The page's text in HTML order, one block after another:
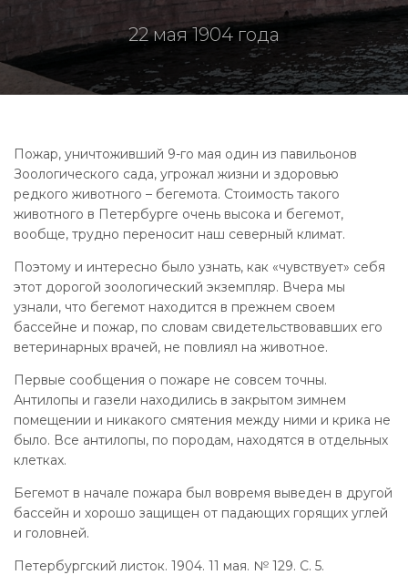
22 мая 1904 года
Пожар, уничтоживший 9-го мая один из павильонов
Зоологического сада, угрожал жизни и здоровью
редкого животного – бегемота. Стоимость такого
животного в Петербурге очень высока и бегемот,
вообще, трудно переносит наш северный климат.
Поэтому и интересно было узнать, как «чувствует» себя
этот дорогой зоологический экземпляр. Вчера мы
узнали, что бегемот находится в прежнем своем
бассейне и пожар, по словам свидетельствовавших его
ветеринарных врачей, не повлиял на животное.
Первые сообщения о пожаре не совсем точны.
Антилопы и газели находились в закрытом зимнем
помещении и никакого смятения между ними и крика не
было. Все антилопы, по породам, находятся в отдельных
клетках.
Бегемот в начале пожара был вовремя выведен в другой
бассейн и хорошо защищен от падающих горящих углей
и головней.
Петербургский листок. 1904. 11 мая. № 129. С. 5.